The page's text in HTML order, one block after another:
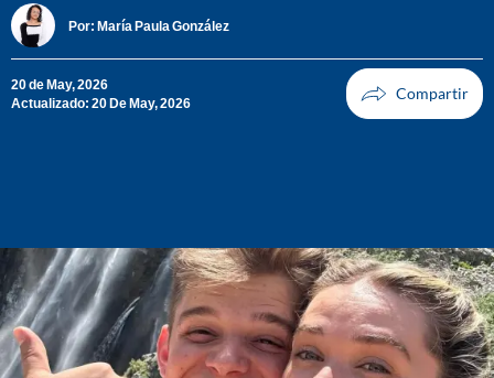
Por: María Paula González
20 de May, 2026
Actualizado: 20 De May, 2026